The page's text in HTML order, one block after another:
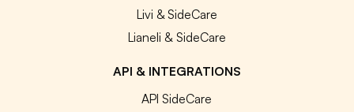
Livi & SideCare
Lianeli & SideCare
API & INTEGRATIONS
API SideCare